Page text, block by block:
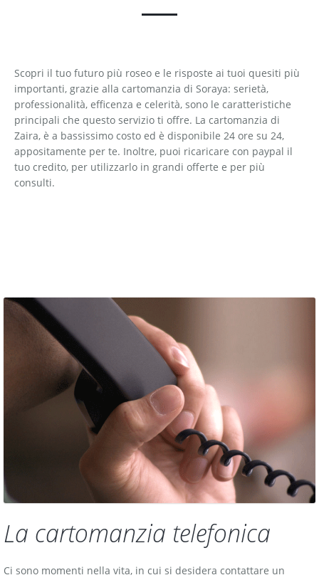
Scopri il tuo futuro più roseo e le risposte ai tuoi quesiti più
importanti, grazie alla cartomanzia di Soraya: serietà,
professionalità, efficenza e celerità, sono le caratteristiche
principali che questo servizio ti offre. La cartomanzia di
Zaira, è a bassissimo costo ed è disponibile 24 ore su 24,
appositamente per te. Inoltre, puoi ricaricare con paypal il
tuo credito, per utilizzarlo in grandi offerte e per più
consulti.
La cartomanzia telefonica
Ci sono momenti nella vita, in cui si desidera contattare un